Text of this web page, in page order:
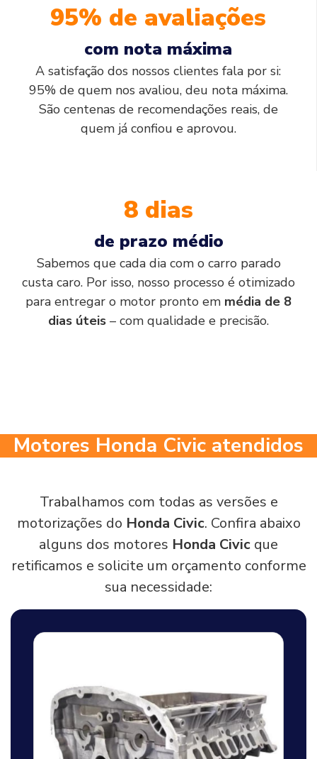
95% de avaliações
com nota máxima
A satisfação dos nossos clientes fala por si:
95% de quem nos avaliou, deu nota máxima.
São centenas de recomendações reais, de
quem já confiou e aprovou.
8 dias
de prazo médio
Sabemos que cada dia com o carro parado
custa caro. Por isso, nosso processo é otimizado
para entregar o motor pronto em média de 8
dias úteis – com qualidade e precisão.
Motores Honda Civic atendidos
Trabalhamos com todas as versões e
motorizações do Honda Civic. Confira abaixo
alguns dos motores Honda Civic que
retificamos e solicite um orçamento conforme
sua necessidade: